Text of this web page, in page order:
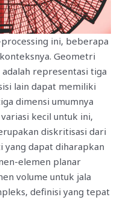
ini, beberapa
Geometri
adalah representasi tiga
lain dapat memiliki
dimensi umumnya
kecil untuk ini,
diskritisasi dari
yang dapat diharapkan
elemen planar
volume untuk jala
definisi yang tepat